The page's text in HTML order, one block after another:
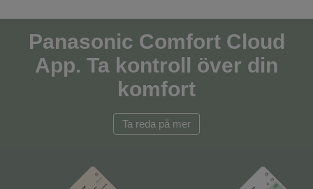
Panasonic Comfort Cloud
App. Ta kontroll över din
komfort
Ta reda på mer